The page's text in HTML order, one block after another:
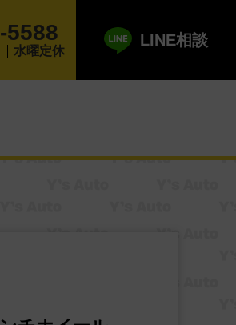
5588
水曜定休
LINE相談